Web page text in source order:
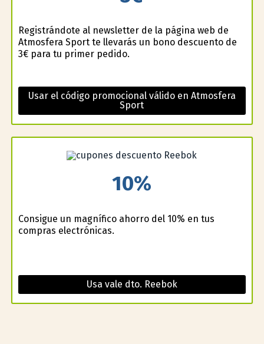
Registrándote al newsletter de la página web de
Atmosfera Sport te llevarás un bono descuento de
3€ para tu primer pedido.
Usar el código promocional válido en Atmosfera
Sport
10%
Consigue un magnífico ahorro del 10% en tus
compras electrónicas.
Usa vale dto. Reebok